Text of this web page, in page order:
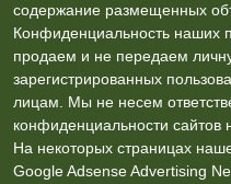
содержание размещенных
Конфиденциальность наших
продаем и не передаем
зарегистрированных
лицам. Мы не несем
конфиденциальности сайтов
На некоторых страницах
Google Adsense Advertising